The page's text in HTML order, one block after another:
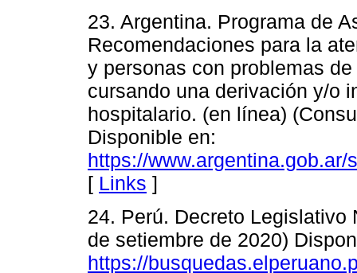
23. Argentina. Programa de
Recomendaciones para la
y personas con problemas
cursando una derivación y/o
hospitalario. (en línea)
Disponible en:
https://
[ Links ]
24. Perú. Decreto Legislativo
de setiembre de 2020)
https://